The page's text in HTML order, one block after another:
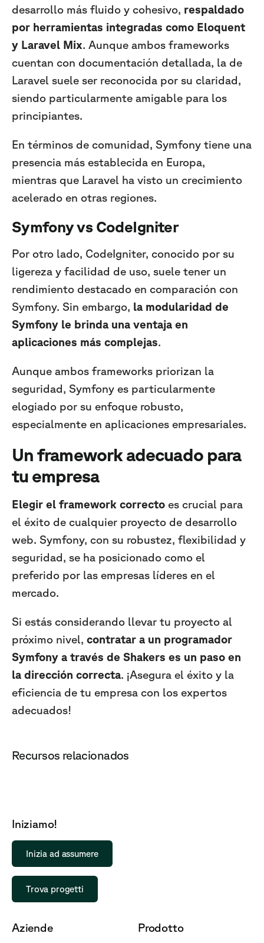
desarrollo más fluido y cohesivo, respaldado
por herramientas integradas como Eloquent
y Laravel Mix. Aunque ambos frameworks
cuentan con documentación detallada, la de
Laravel suele ser reconocida por su claridad,
siendo particularmente amigable para los
principiantes.
En términos de comunidad, Symfony tiene una
presencia más establecida en Europa,
mientras que Laravel ha visto un crecimiento
acelerado en otras regiones.
Symfony vs CodeIgniter
Por otro lado, CodeIgniter, conocido por su
ligereza y facilidad de uso, suele tener un
rendimiento destacado en comparación con
Symfony. Sin embargo, la modularidad de
Symfony le brinda una ventaja en
aplicaciones más complejas.
Aunque ambos frameworks priorizan la
seguridad, Symfony es particularmente
elogiado por su enfoque robusto,
especialmente en aplicaciones empresariales.
Un framework adecuado para
tu empresa
Elegir el framework correcto es crucial para
el éxito de cualquier proyecto de desarrollo
web. Symfony, con su robustez, flexibilidad y
seguridad, se ha posicionado como el
preferido por las empresas líderes en el
mercado.
Si estás considerando llevar tu proyecto al
próximo nivel, contratar a un programador
Symfony a través de Shakers es un paso en
la dirección correcta. ¡Asegura el éxito y la
eficiencia de tu empresa con los expertos
adecuados!
Recursos relacionados
Iniziamo!
Inizia ad assumere
Trova progetti
Aziende Prodotto